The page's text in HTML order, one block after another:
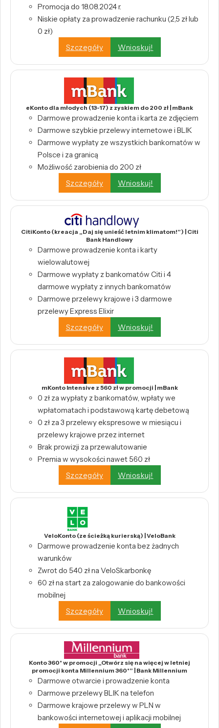
Promocja do 18.08.2024 r.
Niskie opłaty za prowadzenie rachunku (2,5 zł lub
0 zł)
Szczegóły
Wnioskuj!
eKonto dla młodych (13-17) z zyskiem do 200 zł | mBank
Darmowe prowadzenie konta i karta ze zdjęciem
Darmowe szybkie przelewy internetowe i BLIK
Darmowe wypłaty ze wszystkich bankomatów w
Polsce i za granicą
Możliwość zarobienia do 200 zł
Szczegóły
Wnioskuj!
CitiKonto (kreacja „Daj się unieść letnim klimatom!”) | Citi
Bank Handlowy
Darmowe prowadzenie konta i karty
wielowalutowej
Darmowe wypłaty z bankomatów Citi i 4
darmowe wypłaty z innych bankomatów
Darmowe przelewy krajowe i 3 darmowe
przelewy Express Elixir
Szczegóły
Wnioskuj!
mKonto Intensive z 560 zł w promocji | mBank
0 zł za wypłaty z bankomatów, wpłaty we
wpłatomatach i podstawową kartę debetową
0 zł za 3 przelewy ekspresowe w miesiącu i
przelewy krajowe przez internet
Brak prowizji za przewalutowanie
Premia w wysokości nawet 560 zł
Szczegóły
Wnioskuj!
VeloKonto (ze ścieżką kurierską) | VeloBank
Darmowe prowadzenie konta bez żadnych
warunków
Zwrot do 540 zł na VeloSkarbonkę
60 zł na start za zalogowanie do bankowości
mobilnej
Szczegóły
Wnioskuj!
Konto 360° w promocji „Otwórz się na więcej w letniej
promocji konta Millennium 360°” | Bank Millennium
Darmowe otwarcie i prowadzenie konta
Darmowe przelewy BLIK na telefon
Darmowe krajowe przelewy w PLN w
bankowości internetowej i aplikacji mobilnej